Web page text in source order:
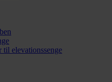
til elevationssenge